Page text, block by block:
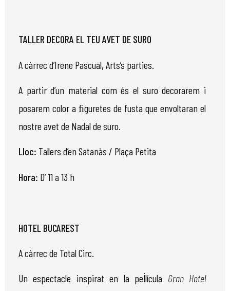
TALLER DECORA EL TEU AVET DE SURO
A càrrec d’Irene Pascual, Arts’s parties.
A partir d’un material com és el suro decorarem i
posarem color a ﬁguretes de fusta que envoltaran el
nostre avet de Nadalde suro.
Lloc: Tallers d’en Satanàs / Plaça Petita
Hora: D’ 11 a 13 h
HOTEL BUCAREST
A càrrec de Total Circ.
Un espectacle inspirat en la pel·lícula Gran Hotel